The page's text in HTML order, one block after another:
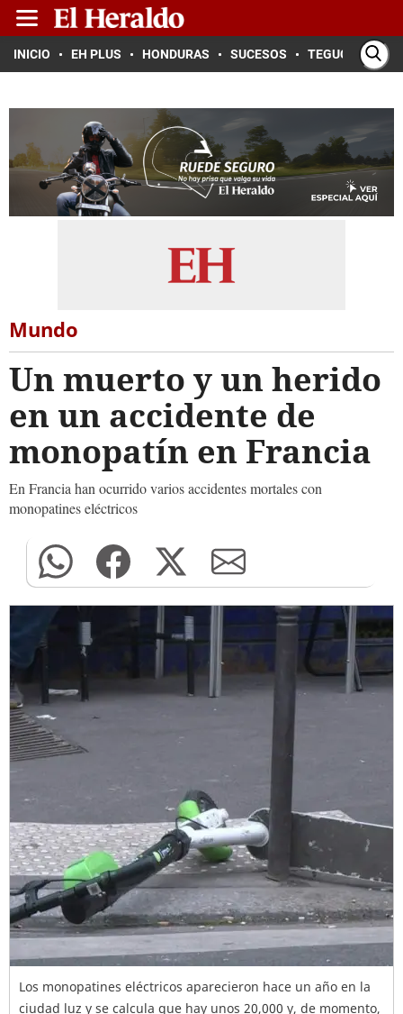
INICIO EH PLUS HONDURAS SUCESOS TEGUCIGALPA
Mundo
Un muerto y un herido
en un accidente de
monopatín en Francia
En Francia han ocurrido varios accidentes mortales con
monopatines eléctricos
Los monopatines eléctricos aparecieron hace un año en la
ciudad luz y se calcula que hay unos 20,000 y, de momento,